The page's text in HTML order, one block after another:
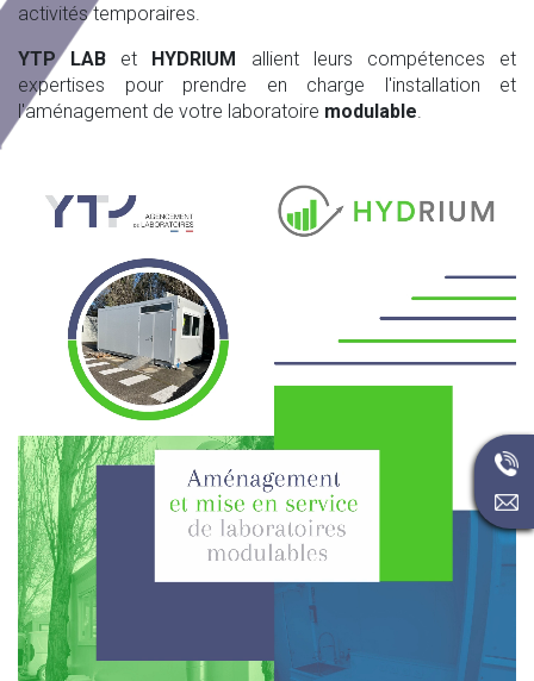
activités temporaires.
YTP LAB et HYDRIUM
allient leurs compétences et
expertises pour prendre en charge l'installation et
l'aménagement de votre laboratoire modulable.